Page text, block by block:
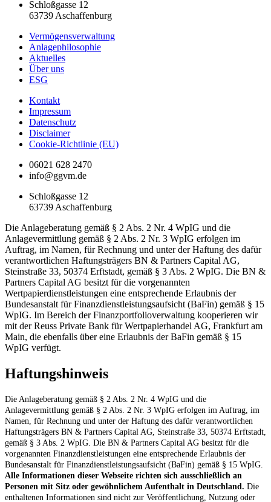
Schloßgasse 12
63739 Aschaffenburg
Vermögensverwaltung
Anlagephilosophie
Aktuelles
Über uns
ESG
Kontakt
Impressum
Datenschutz
Disclaimer
Cookie-Richtlinie (EU)
06021 628 2470
info@ggvm.de
Schloßgasse 12
63739 Aschaffenburg
Die Anlageberatung gemäß § 2 Abs. 2 Nr. 4 WpIG und die
Anlagevermittlung gemäß § 2 Abs. 2 Nr. 3 WpIG erfolgen im
Auftrag, im Namen, für Rechnung und unter der Haftung des dafür
verantwortlichen Haftungsträgers BN & Partners Capital AG,
Steinstraße 33, 50374 Erftstadt, gemäß § 3 Abs. 2 WpIG. Die BN &
Partners Capital AG besitzt für die vorgenannten
Wertpapierdienstleistungen eine entsprechende Erlaubnis der
Bundesanstalt für Finanzdienstleistungsaufsicht (BaFin) gemäß § 15
WpIG. Im Bereich der Finanzportfolioverwaltung kooperieren wir
mit der Reuss Private Bank für Wertpapierhandel AG, Frankfurt am
Main, die ebenfalls über eine Erlaubnis der BaFin gemäß § 15
WpIG verfügt.
Haftungshinweis
Die Anlageberatung gemäß § 2 Abs. 2 Nr. 4 WpIG und die
Anlagevermittlung gemäß § 2 Abs. 2 Nr. 3 WpIG erfolgen im Auftrag, im
Namen, für Rechnung und unter der Haftung des dafür verantwortlichen
Haftungsträgers BN & Partners Capital AG, Steinstraße 33, 50374 Erftstadt,
gemäß § 3 Abs. 2 WpIG. Die BN & Partners Capital AG besitzt für die
vorgenannten Finanzdienstleistungen eine entsprechende Erlaubnis der
Bundesanstalt für Finanzdienstleistungsaufsicht (BaFin) gemäß § 15 WpIG.
Alle Informationen dieser Webseite richten sich ausschließlich an
Personen mit Sitz oder gewöhnlichem Aufenthalt in Deutschland. Die
enthaltenen Informationen sind nicht zur Veröffentlichung, Nutzung oder